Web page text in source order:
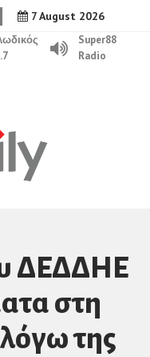
7 August 2026
Super88
Radio
ΔΕΔΔΗΕ
στη
της